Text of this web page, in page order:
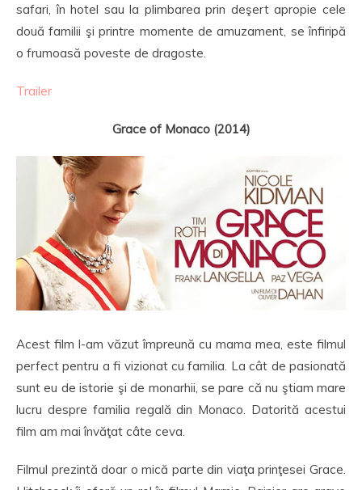
safari, în hotel sau la plimbarea prin deşert apropie cele
două familii şi printre momente de amuzament, se înfiripă
o frumoasă poveste de dragoste.
Trailer
Grace of Monaco (2014)
Acest film l-am văzut împreună cu mama mea, este filmul
perfect pentru a fi vizionat cu familia. La cât de pasionată
sunt eu de istorie şi de monarhii, se pare că nu ştiam mare
lucru despre familia regală din Monaco. Datorită acestui
film am mai învăţat câte ceva.
Filmul prezintă doar o mică parte din viaţa prinţesei Grace.